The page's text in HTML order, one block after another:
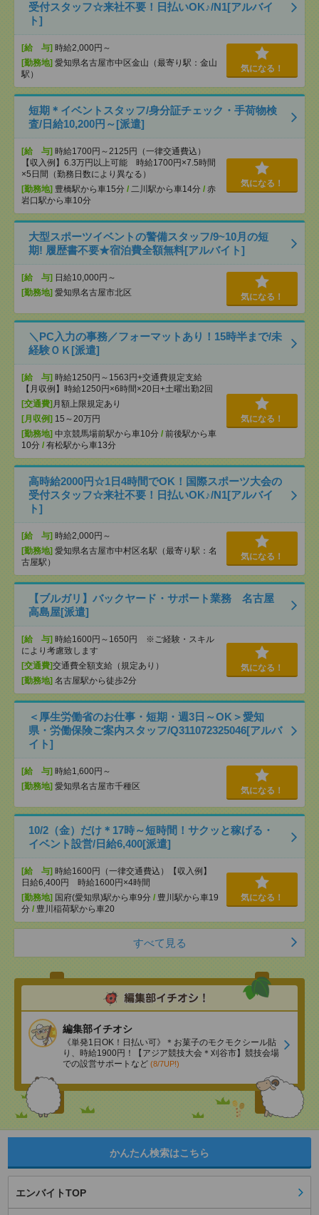
受付スタッフ☆来社不要！日払いOK♪/N1[アルバイ
ト]
[給 与] 時給2,000円～
[勤務地] 愛知県名古屋市中区金山（最寄り駅：金山
駅）
気になる！
短期＊イベントスタッフ/身分証チェック・手荷物検
査/日給10,200円～[派遣]
[給 与] 時給1700円～2125円（一律交通費込）
【収入例】6.3万円以上可能 時給1700円×7.5時間
×5日間（勤務日数により異なる）
[勤務地] 豊橋駅から車15分 / 二川駅から車14分 / 赤
岩口駅から車10分
気になる！
大型スポーツイベントの警備スタッフ/9~10月の短
期! 履歴書不要★宿泊費全額無料[アルバイト]
[給 与] 日給10,000円～
[勤務地] 愛知県名古屋市北区 気になる！
＼PC入力の事務／フォーマットあり！15時半まで/未
経験ＯＫ[派遣]
[給 与] 時給1250円～1563円+交通費規定支給
【月収例】時給1250円×6時間×20日+土曜出勤2回
[交通費] 月額上限規定あり
[月収例] 15～20万円
[勤務地] 中京競馬場前駅から車10分 / 前後駅から車
10分 / 有松駅から車13分
気になる！
高時給2000円☆1日4時間でOK！国際スポーツ大会の
受付スタッフ☆来社不要！日払いOK♪/N1[アルバイ
ト]
[給 与] 時給2,000円～
[勤務地] 愛知県名古屋市中村区名駅（最寄り駅：名
古屋駅）
気になる！
【ブルガリ】バックヤード・サポート業務 名古屋
高島屋[派遣]
[給 与] 時給1600円～1650円 ※ご経験・スキル
により考慮致します
[交通費]交通費全額支給（規定あり）
[勤務地] 名古屋駅から徒歩2分
気になる！
＜厚生労働省のお仕事・短期・週3日～OK＞愛知
県・労働保険ご案内スタッフ/Q311072325046[アルバ
イト]
[給 与] 時給1,600円～
[勤務地] 愛知県名古屋市千種区 気になる！
10/2（金）だけ＊17時～短時間！サクッと稼げる・
イベント設営/日給6,400[派遣]
[給 与] 時給1600円（一律交通費込）【収入例】
日給6,400円 時給1600円×4時間
[勤務地] 国府(愛知県)駅から車9分 / 豊川駅から車19
分 / 豊川稲荷駅から車20
気になる！
すべて見る
編集部イチオシ
《単発1日OK！日払い可》＊お菓子のモクモクシール貼
り、時給1900円！【アジア競技大会＊刈谷市】競技会場
での設営サポートなど (8/7UP!)
かんたん検索はこちら
エンバイトTOP